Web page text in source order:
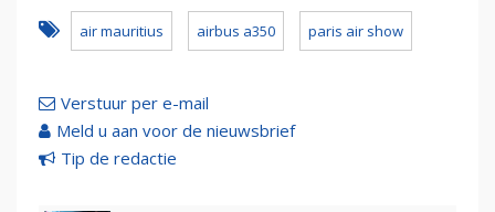
air mauritius airbus a350 paris air show
Verstuur per e-mail
Meld u aan voor de nieuwsbrief
Tip de redactie